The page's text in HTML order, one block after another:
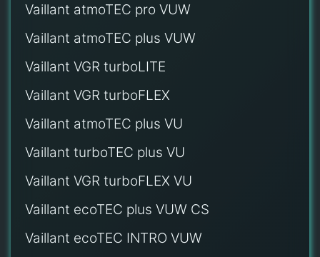
Vaillant atmoTEC pro VUW
Vaillant atmoTEC plus VUW
Vaillant VGR turboLITE
Vaillant VGR turboFLEX
Vaillant atmoTEC plus VU
Vaillant turboTEC plus VU
Vaillant VGR turboFLEX VU
Vaillant ecoTEC plus VUW CS
Vaillant ecoTEC INTRO VUW